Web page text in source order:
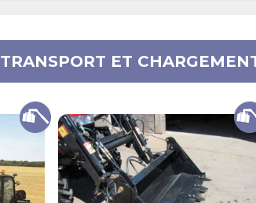
TRANSPORT ET